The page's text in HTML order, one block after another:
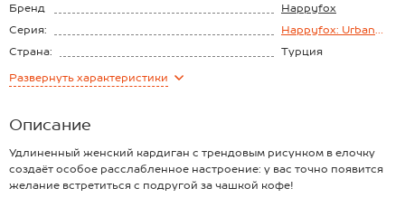
Бренд
Happyfox
Серия:
Happyfox: Urban
Страна:
Турция
Состав:
Развернуть характеристики
Описание
Удлиненный женский кардиган с трендовым рисунком в елочку
создаёт особое расслабленное настроение: у вас точно появится
желание встретиться с подругой за чашкой кофе!